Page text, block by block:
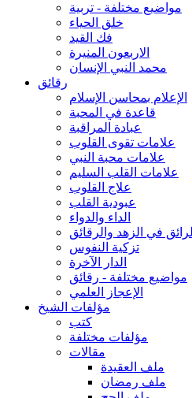
مواضيع مختلفة - تربية
خلق الحياء
فك القيد
الاربعون المنيرة
محمد النبي الإنسان
رقائق
الإعلام بمحاسن الإسلام
قاعدة في المحبة
عبادة المراقبة
علامات تقوى القلوب
علامات محبة النبي
علامات القلب السليم
علاج القلوب
عبودية القلب
الداء والدواء
في الزهد والرقائق
تزكية النفوس
الدار الآخرة
مواضيع مختلفة - رقائق
الإعجاز العلمي
مؤلفات الشيخ
كتب
مؤلفات مختلفة
مقالات
ملف العقيدة
ملف رمضان